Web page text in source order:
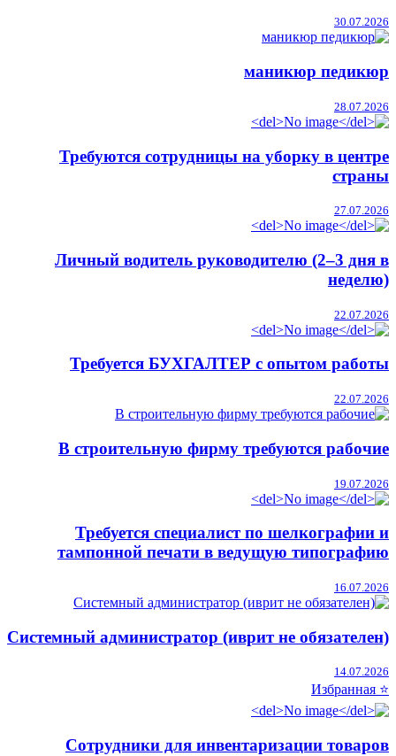
30.07.2026
маникюр педикюр
28.07.2026
Требуются сотрудницы на уборку в центре
страны
27.07.2026
Личный водитель руководителю (2–3 дня в
неделю)
22.07.2026
Требуется БУХГАЛТЕР с опытом работы
22.07.2026
В строительную фирму требуются рабочие
19.07.2026
Требуется специалист по шелкографии и
тампонной печати в ведущую типографию
16.07.2026
Системный администратор (иврит не обязателен)
14.07.2026
⭐ Избранная
Сотрудники для инвентаризации товаров